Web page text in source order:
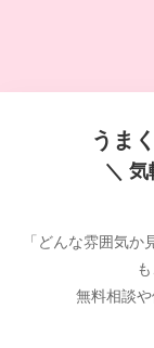
うま
＼
「どんな雰囲気
無料相談